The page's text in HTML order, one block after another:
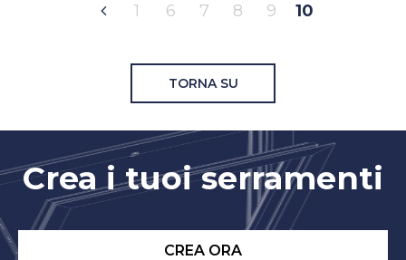
1 6 7 8 9 10
TORNA SU
Crea i tuoi serramenti
CREA ORA